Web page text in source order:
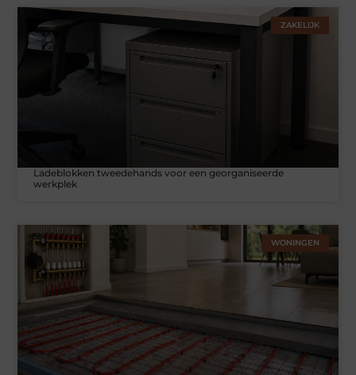
ZAKELIJK
Ladeblokken tweedehands voor een georganiseerde
werkplek
WONINGEN